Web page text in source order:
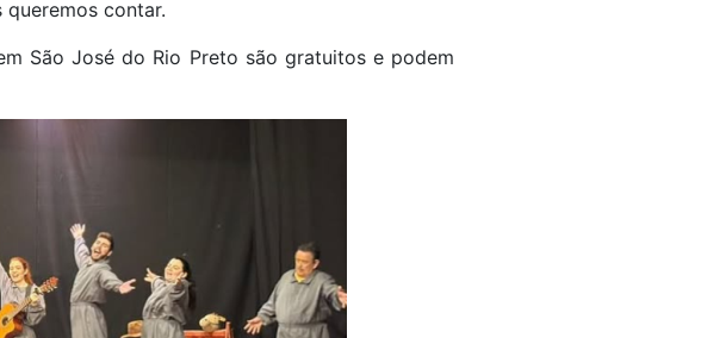
contar.
São José do Rio Preto são gratuitos e podem